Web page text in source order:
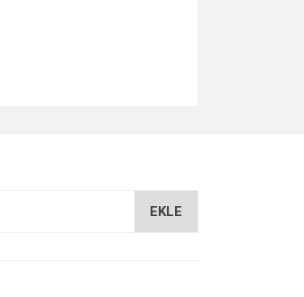
EKLE